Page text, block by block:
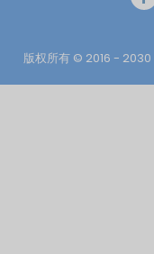
版权所有 © 2016 - 2030